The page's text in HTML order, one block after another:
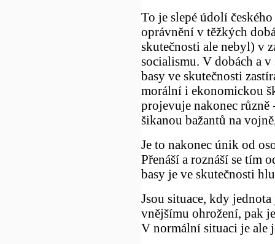
To je slepé údolí
oprávnění v těžkých
skutečnosti ale nebyl) v
socialismu. V dobách a
basy ve skutečnosti
morální i ekonomickou
projevuje nakonec
šikanou bažantů na
Je to nakonec únik od
Přenáší a roznáší se tím
basy je ve skutečnosti
Jsou situace, kdy
vnějšímu ohrožení, pak
V normální situaci je ale